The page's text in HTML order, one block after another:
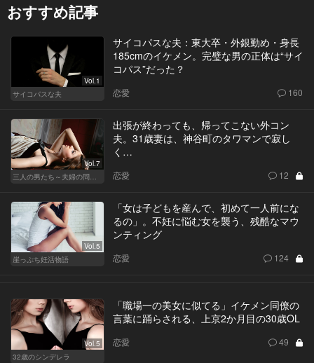
おすすめ記事
Vol.1
サイコパスな夫
サイコパスな夫：東大卒・外銀勤め・身長
185cmのイケメン。完璧な男の正体は“サイ
コパス”だった？
恋愛 160
Vol.7
三人の男たち～夫婦の問題～
出張が終わっても、帰ってこない外コン
夫。31歳妻は、神谷町のタワマンで寂し
く…
恋愛 12
Vol.5
崖っぷち妊活物語
「女は子どもを産んで、初めて一人前にな
るの」。不妊に悩む女を襲う、残酷なマウ
ンティング
恋愛 124
Vol.5
32歳のシンデレラ
「職場一の美女に似てる」イケメン同僚の
言葉に踊らされる、上京2か月目の30歳OL
恋愛 49